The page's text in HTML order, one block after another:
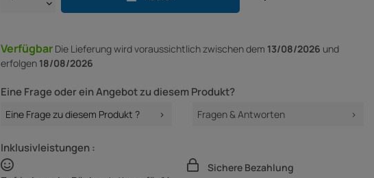
Verfügbar Die Lieferungwird voraussichtlich zwischen dem 13/08/2026 und
erfolgen 18/08/2026
Eine Frage oder ein Angebot zu diesem Produkt?
Eine Frage zu diesem Produkt ? Fragen & Antworten
Inklusivleistungen :
Sichere Bezahlung